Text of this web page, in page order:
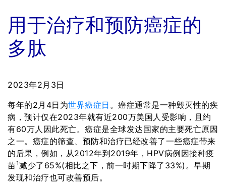
用于治疗和预防癌症的
多肽
2023年2月3日
每年的2月4日为世界癌症日 。癌症通常是一种毁灭性的疾
病，预计仅在2023年就有近200万美国人受影响，且约
有60万人因此死亡。癌症是全球发达国家的主要死亡原因
之一。癌症的筛查、预防和治疗已经改善了一些癌症带来
的后果，例如，从2012年到2019年，HPV病例因接种疫
苗1减少了65%(相比之下，前一时期下降了33%)。早期
发现和治疗也可改善预后。